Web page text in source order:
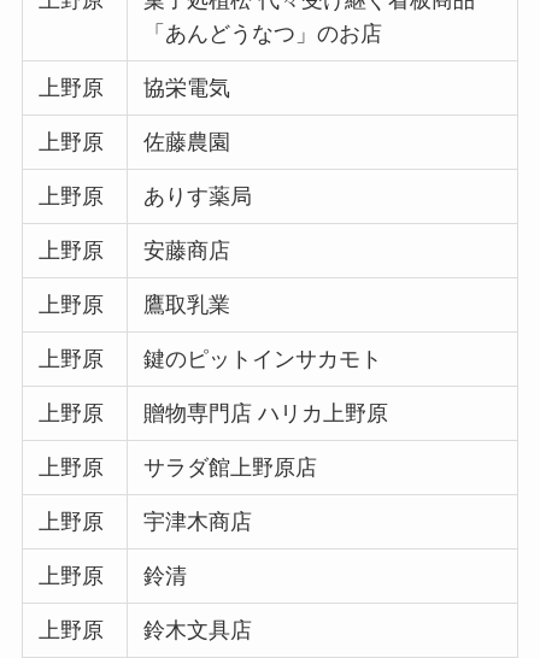
「あんどうなつ」のお店
上野原 協栄電気
上野原 佐藤農園
上野原 ありす薬局
上野原 安藤商店
上野原 鷹取乳業
上野原 鍵のピットインサカモト
上野原 贈物専門店 ハリカ上野原
上野原 サラダ館上野原店
上野原 宇津木商店
上野原 鈴清
上野原 鈴木文具店